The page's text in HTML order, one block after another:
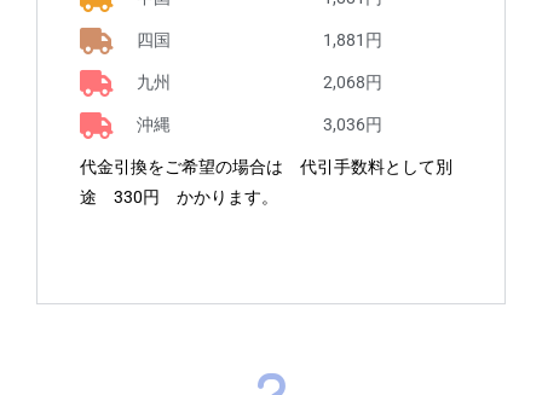
四国 1,881円
九州 2,068円
沖縄 3,036円
代金引換をご希望の場合は 代引手数料として別
途 330円 かかります。